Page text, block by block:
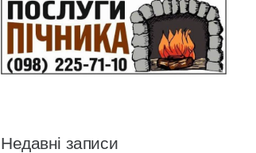
Недавні записи